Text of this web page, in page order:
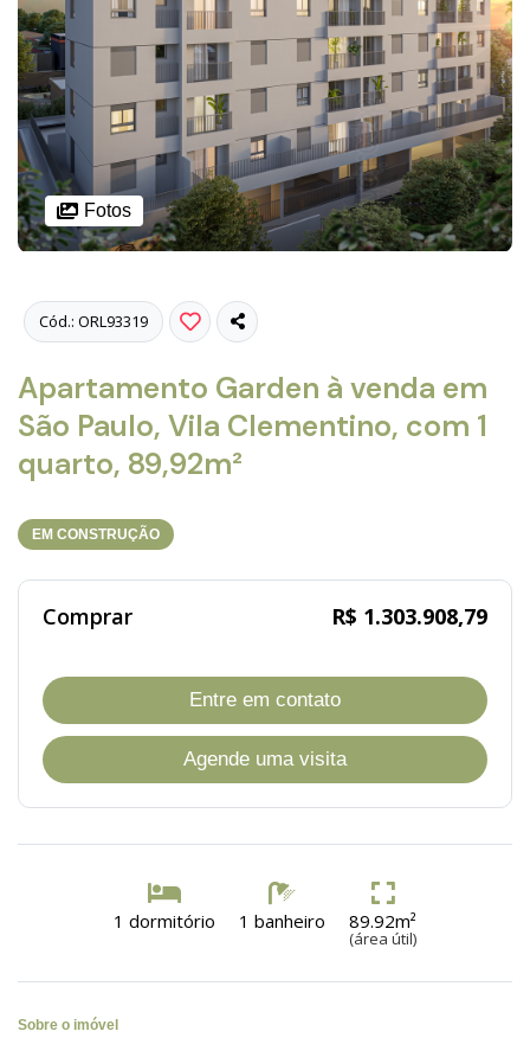
Fotos
Cód.: ORL93319
Apartamento Garden à venda em
São Paulo, Vila Clementino, com 1
quarto, 89,92m²
EM CONSTRUÇÃO
Comprar R$ 1.303.908,79
Entre em contato
Agende uma visita
1 dormitório 1 banheiro 89.92m²
(área útil)
Sobre o imóvel